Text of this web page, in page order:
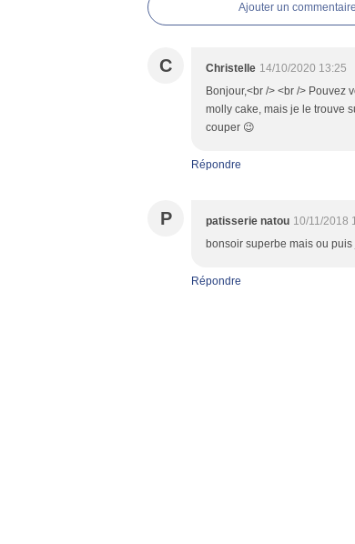
Ajouter un commentaire
C Christelle 14/10/2020 13:25
Bonjour,<br /> <br /> Pouvez
molly cake, mais je le trouve
couper 😉
Répondre
P patisserie natou 10/11/2018
bonsoir superbe mais ou
Répondre